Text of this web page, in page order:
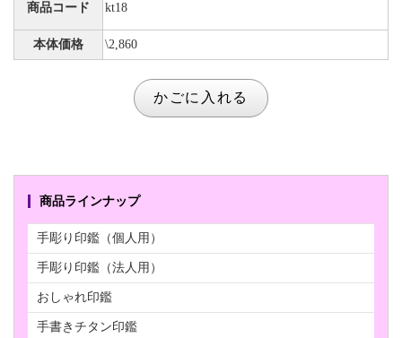
商品コード kt18
本体価格 \2,860
商品ラインナップ
手彫り印鑑（個人用）
手彫り印鑑（法人用）
おしゃれ印鑑
手書きチタン印鑑